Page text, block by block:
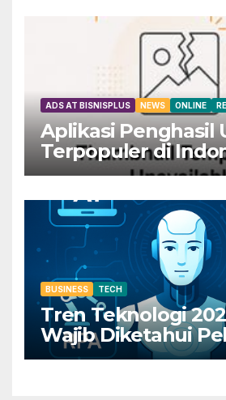
ADS AT BISNISPLUS NEWS ONLINE
Aplikasi Penghasil
Terpopuler di
Dapatkan Rp800
BUSINESS TECH
Tren Teknologi
Wajib Diketahui
Bisnis Digital